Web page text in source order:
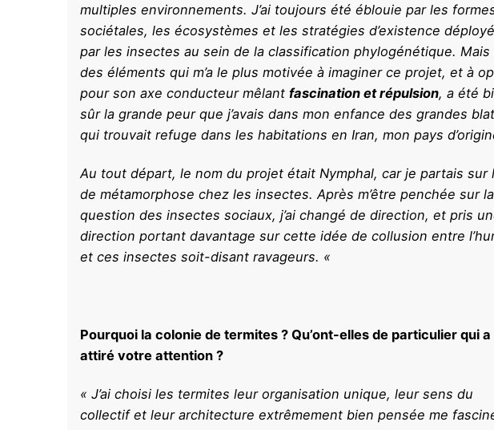
multiples environnements. J’ai toujours été éblouie par les
sociétales, les écosystèmes et les stratégies d’existence
par les insectes au sein de la classification phylogénétique. Mais
des éléments qui m’a le plus motivée à imaginer ce projet, et à
pour son axe conducteur mêlant fascination et répulsion, a été
sûr la grande peur que j’avais dans mon enfance des grandes
qui trouvait refuge dans les habitations en Iran, mon pays
Au tout départ, le nom du projet était Nymphal, car je partais sur
de métamorphose chez les insectes. Après m’être penchée sur la
question des insectes sociaux, j’ai changé de direction, et pris
direction portant davantage sur cette idée de collusion entre
et ces insectes soit-disant ravageurs. «
Pourquoi la colonie de termites ? Qu’ont-elles de particulier qui a
attiré votre attention ?
« J’ai choisi les termites leur organisation unique, leur sens du
collectif et leur architecture extrêmement bien pensée me